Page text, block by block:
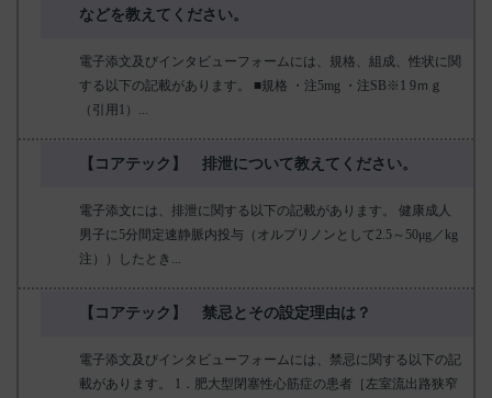
などを教えてください。
電子添文及びインタビューフォームには、規格、組成、性状に関
する以下の記載があります。 ■規格 ・注5mg ・注SB※1 9ｍｇ
（引用1）...
【コアテック】 排泄について教えてください。
電子添文には、排泄に関する以下の記載があります。 健康成人
男子に5分間定速静脈内投与（オルプリノンとして2.5～50μg／kg
注））したとき...
【コアテック】 禁忌とその設定理由は？
電子添文及びインタビューフォームには、禁忌に関する以下の記
載があります。 1．肥大型閉塞性心筋症の患者［左室流出路狭窄